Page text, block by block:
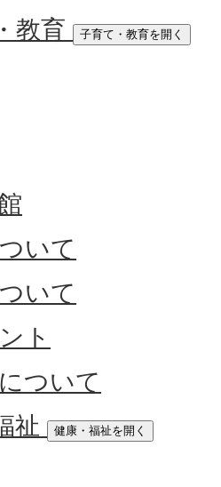
教育
子育て・教育を開く
いて
いて
ト
ついて
祉
健康・福祉を開く